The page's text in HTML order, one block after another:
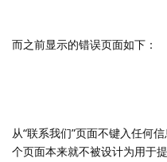
而之前显示的错误页面如下：
从“联系我们”页面不键入任何
个页面本来就不被设计为用于提